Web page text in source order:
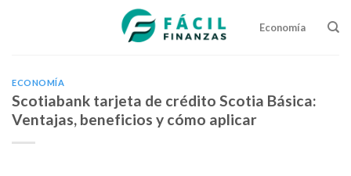
Economía
ECONOMÍA
Scotiabank tarjeta de crédito Scotia Básica:
Ventajas, beneficios y cómo aplicar